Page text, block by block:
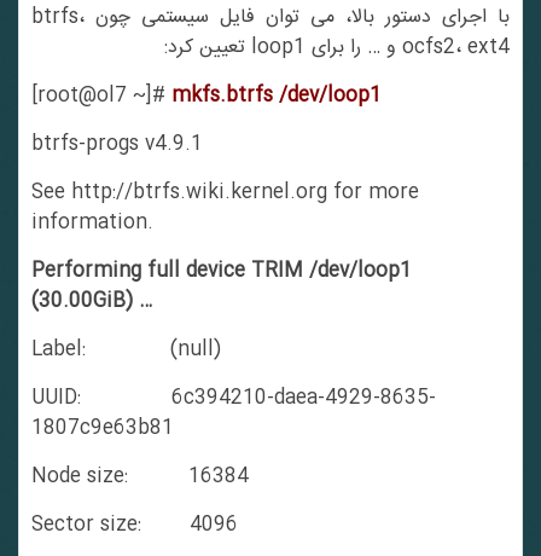
با اجرای دستور بالا، می توان فایل سیستمی چون btrfs،
ocfs2، ext4 و … را برای loop1 تعیین کرد:
[root@ol7 ~]#mkfs.btrfs /dev/loop1
btrfs-progs v4.9.1
See http://btrfs.wiki.kernel.org for more
information.
Performing full device TRIM /dev/loop1
(30.00GiB) …
Label: (null)
UUID: 6c394210-daea-4929-8635-
1807c9e63b81
Node size: 16384
Sector size: 4096